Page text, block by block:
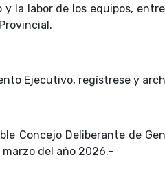
y la labor de los equipos,
Ejecutivo, regístrese y
Concejo Deliberante de
marzo del año 2026.-